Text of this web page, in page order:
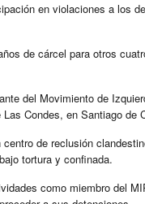
en violaciones a los
de cárcel para otros
del Movimiento de
Condes, en Santiago de
de reclusión
tortura y confinada.
como miembro del